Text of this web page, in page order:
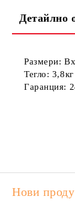
Детайлно
Размери:
Тегло: 3,8кг
Гаранция:
Нови